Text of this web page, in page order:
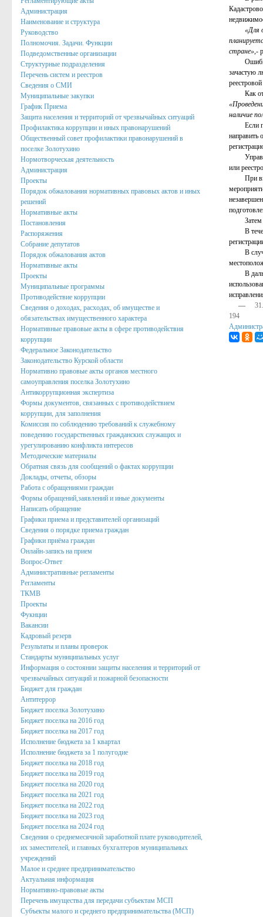
Публичные доклады
Информация филиала Федеральной кадастровой палаты
Сведения об организации
Орган местного самоуправления
Собрание депутатов
Депутаты
Сведение о доходах депутатов
Полномочия, задачи и функции
Полномочия. Задачи. Функции
Структурные подразделения
Перечень систем и реестров
Муниципальные закупки
График Приема
Защита населения и территорий от чрезвычайных ситуаций
Профилактика коррупции и иных правонарушений
Общественный совет профилактики правонарушений в
Нормотворческая деятельность
Администрация
Проекты
Порядок обжалования нормативных правовых
Нормативные акты
Проекты
Муниципальные программы
Противодействие коррупции
Сведения о доходах, расходах, об имуществе и
Нормативные правовые акты в сфере противодействия
Федеральное Законодательство
Законодательство Курской области
Нормативно правовые акты органов местного
Антикоррупционная экспертиза
Формы документов, связанных с противодействием
Методические материалы
Обратная связь для сообщений о фактах коррупции
«Для
стране»,-
Ошибки в
зачастую
Как
наличие
Если
направить
или
При
Затем
В
В случае
В
—
194
Администрация
Наименование и структура
Руководство
Полномочия. Задачи. Функции
Подведомственные организации
Структурные подразделения
Перечень систем и реестров
Сведения о СМИ
Муниципальные закупки
График Приема
Защита населения и территорий от чрезвычайных ситуаций
Профилактика коррупции и иных правонарушений
Общественный совет профилактики правонарушений в
поселке Золотухино
Нормотворческая деятельность
Администрация
Проекты
Порядок обжалования нормативных правовых актов и иных
решений
Нормативные акты
Постановления
Распоряжения
Собрание депутатов
Порядок обжалования актов
Нормативные акты
Проекты
Муниципальные программы
Противодействие коррупции
Сведения о доходах, расходах, об имуществе и
обязательствах имущественного характера
Нормативные правовые акты в сфере противодействия
коррупции
Федеральное Законодательство
Законодательство Курской области
Нормативно правовые акты органов местного
самоуправления поселка Золотухино
Антикоррупционная экспертиза
Формы документов, связанных с противодействием
коррупции, для заполнения
Комиссия по соблюдению требований к служебному
поведению государственных гражданских служащих и
урегулированию конфликта интересов
Методические материалы
Обратная связь для сообщений о фактах коррупции
Доклады, отчеты, обзоры
Работа с обращениями граждан
Формы обращений,заявлений и иные документы
Написать обращение
Графики приема и представителей организаций
Сведения о порядке приема граждан
Графики приёма граждан
Онлайн-запись на прием
Вопрос-Ответ
Административные регламенты
Регламенты
ТКМВ
Проекты
Фукнции
Вакансии
Кадровый резерв
Результаты и планы проверок
Стандарты муниципальных услуг
Информация о состоянии защиты населения и территорий от
чрезвычайных ситуаций и пожарной безопасности
Бюджет для граждан
Антитеррор
Бюджет поселка Золотухино
Бюджет поселка на 2016 год
Бюджет поселка на 2017 год
Исполнение бюджета за 1 квартал
Исполнение бюджета за 1 полугодие
Бюджет поселка на 2018 год
Бюджет поселка на 2019 год
Бюджет поселка на 2020 год
Бюджет поселка на 2021 год
Бюджет поселка на 2022 год
Бюджет поселка на 2023 год
Бюджет поселка на 2024 год
Сведения о среднемесячной заработной плате руководителей,
их заместителей, и главных бухгалтеров муниципальных
учреждений
Малое и среднее предпринимательство
Актуальная информация
Нормативно-правовые акты
Перечень имущества для передачи субъектам МСП
Субъекты малого и среднего предпринимательства (МСП)